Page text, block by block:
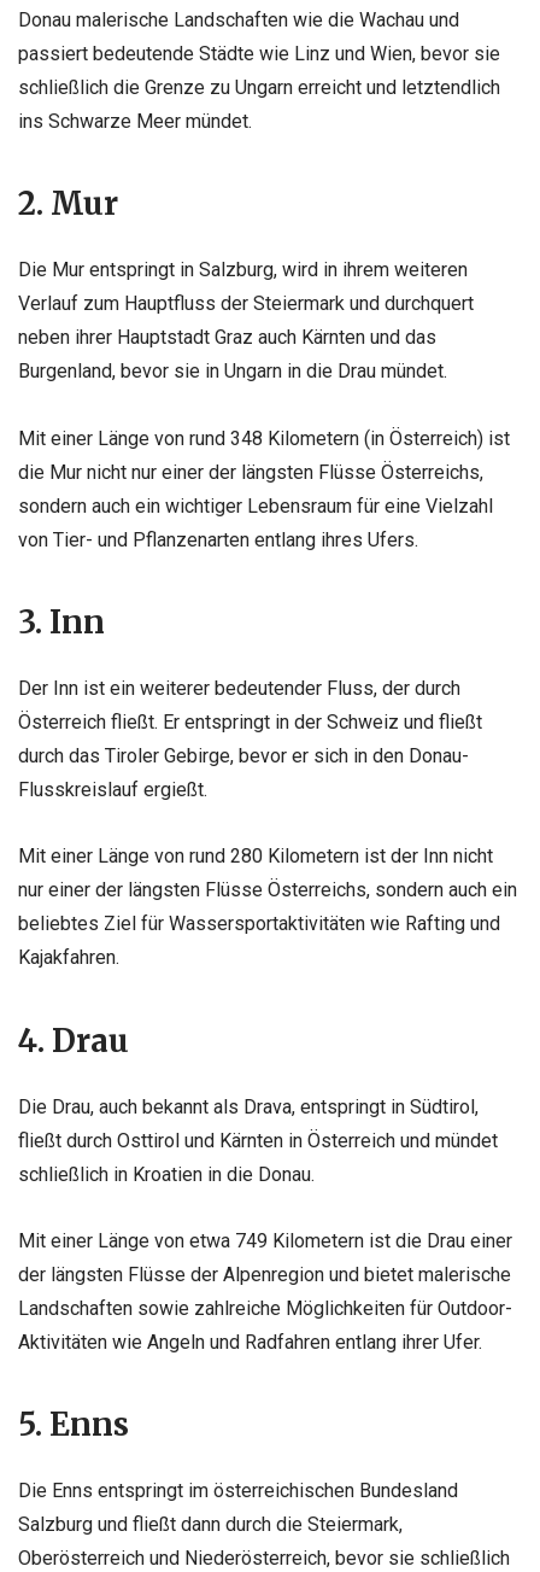
Donau malerische Landschaften wie die Wachau und
passiert bedeutende Städte wie Linz und Wien, bevor sie
schließlich die Grenze zu Ungarn erreicht und letztendlich
ins Schwarze Meer mündet.
2. Mur
Die Mur entspringt in Salzburg, wird in ihrem weiteren
Verlauf zum Hauptfluss der Steiermark und durchquert
neben ihrer Hauptstadt Graz auch Kärnten und das
Burgenland, bevor sie in Ungarn in die Drau mündet.
Mit einer Länge von rund 348 Kilometern (in Österreich) ist
die Mur nicht nur einer der längsten Flüsse Österreichs,
sondern auch ein wichtiger Lebensraum für eine Vielzahl
von Tier- und Pflanzenarten entlang ihres Ufers.
3. Inn
Der Inn ist ein weiterer bedeutender Fluss, der durch
Österreich fließt. Er entspringt in der Schweiz und fließt
durch das Tiroler Gebirge, bevor er sich in den Donau-
Flusskreislauf ergießt.
Mit einer Länge von rund 280 Kilometern ist der Inn nicht
nur einer der längsten Flüsse Österreichs, sondern auch ein
beliebtes Ziel für Wassersportaktivitäten wie Rafting und
Kajakfahren.
4. Drau
Die Drau, auch bekannt als Drava, entspringt in Südtirol,
fließt durch Osttirol und Kärnten in Österreich und mündet
schließlich in Kroatien in die Donau.
Mit einer Länge von etwa 749 Kilometern ist die Drau einer
der längsten Flüsse der Alpenregion und bietet malerische
Landschaften sowie zahlreiche Möglichkeiten für Outdoor-
Aktivitäten wie Angeln und Radfahren entlang ihrer Ufer.
5. Enns
Die Enns entspringt im österreichischen Bundesland
Salzburg und fließt dann durch die Steiermark,
Oberösterreich und Niederösterreich, bevor sie schließlich